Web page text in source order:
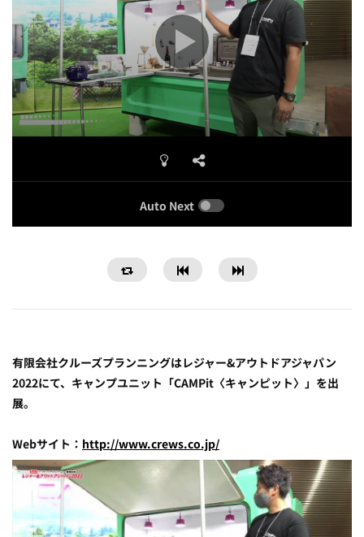
Auto Next
有限会社クルーズプランニングはレジャー&アウトドアジャパン
2022にて、キャンプユニット「CAMPit〈キャンピット〉」を出
展。
Webサイト： http://www.crews.co.jp/